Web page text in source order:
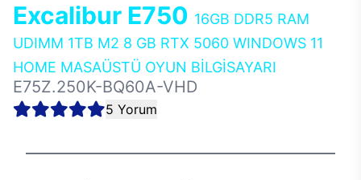
Excalibur E750 16GB DDR5 RAM
UDIMM 1TB M2 8 GB RTX 5060 WINDOWS 11
HOME MASAÜSTÜ OYUN BİLGİSAYARI
E75Z.250K-BQ60A-VHD
5 Yorum